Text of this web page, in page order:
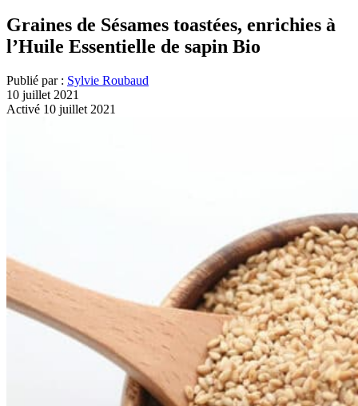
Graines de Sésames toastées, enrichies à
l’Huile Essentielle de sapin Bio
Publié par : Sylvie Roubaud
10 juillet 2021
Activé 10 juillet 2021